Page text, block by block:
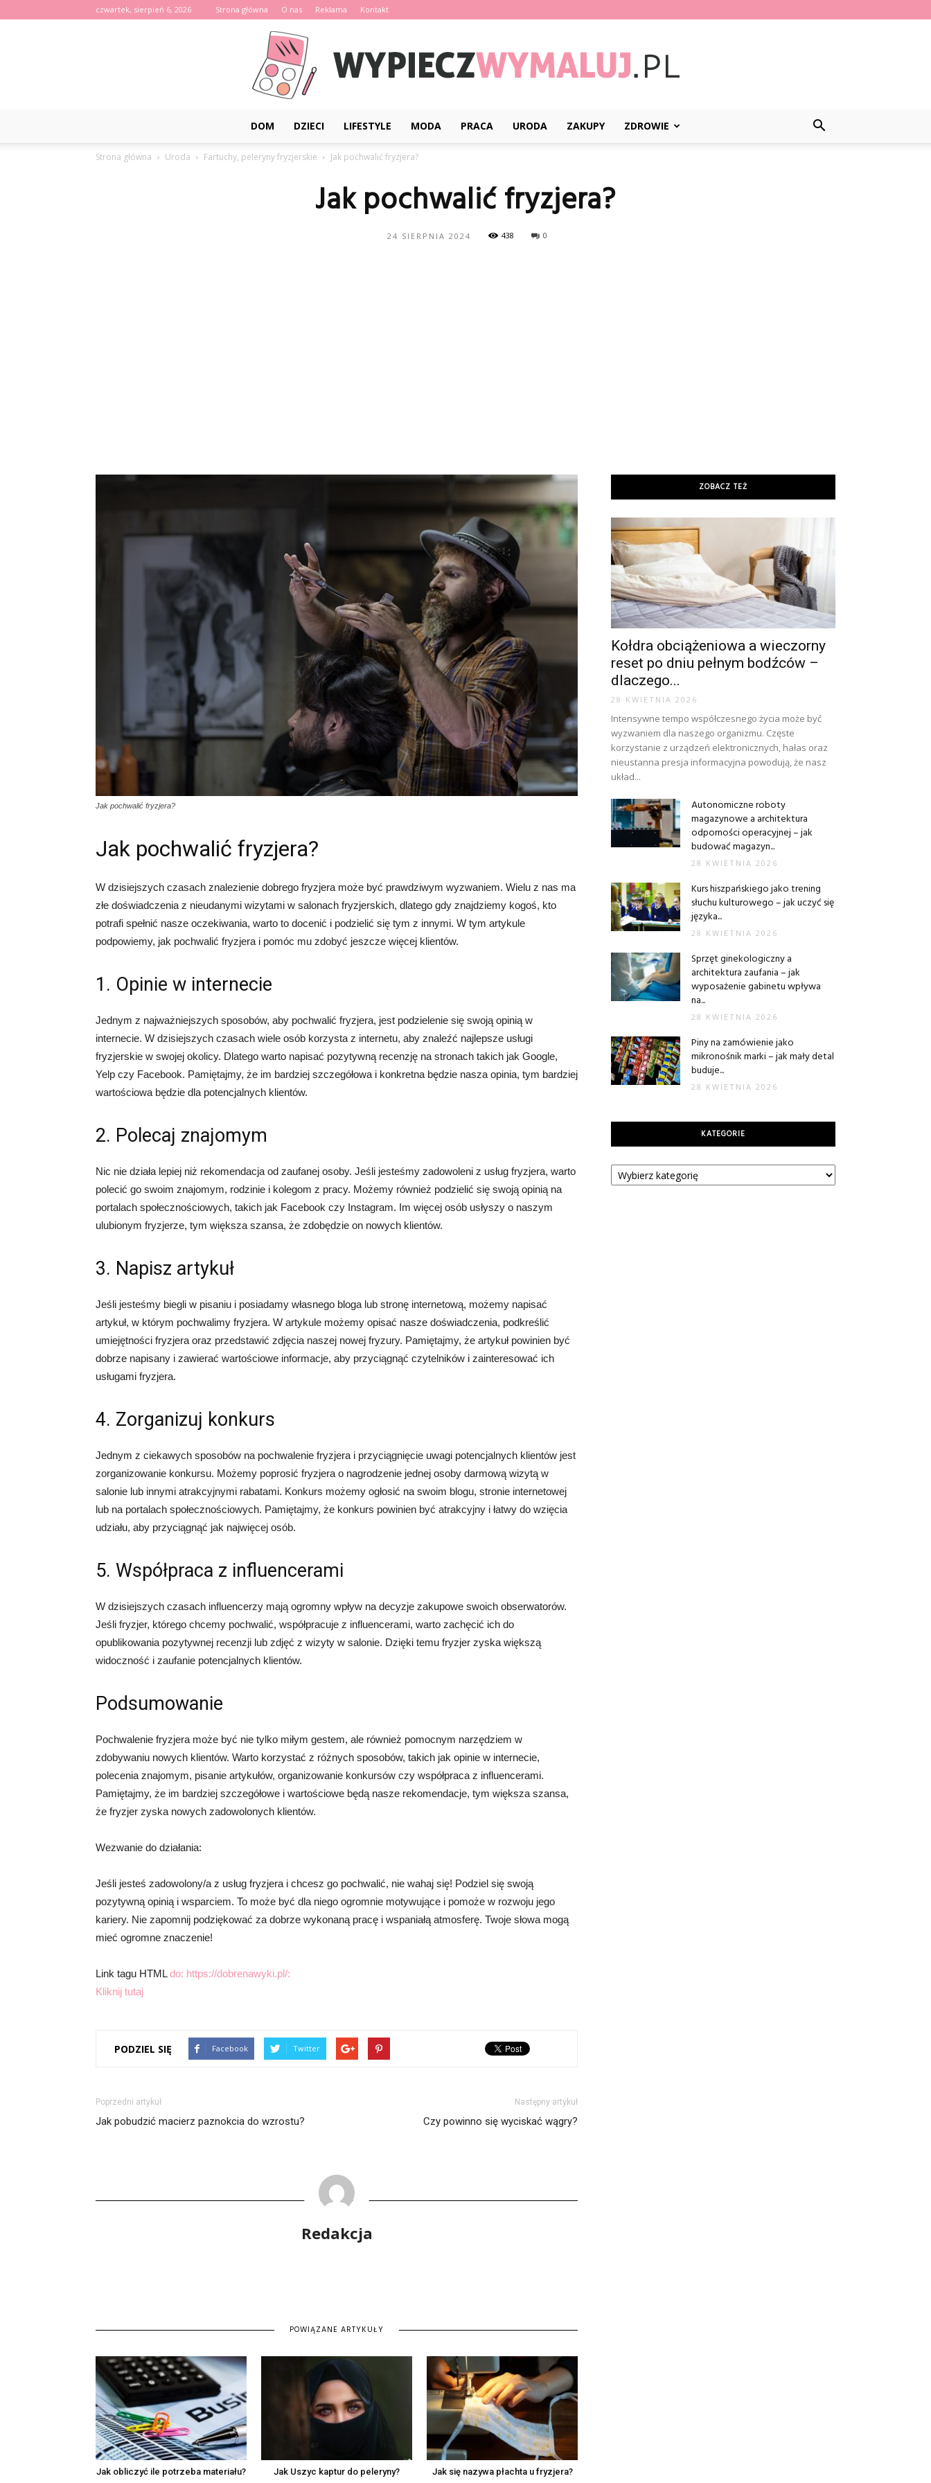
czwartek, sierpień 6, 2026 Strona główna O nas Reklama Kontakt
DOM DZIECI LIFESTYLE MODA PRACA URODA ZAKUPY ZDROWIE
Strona główna Uroda Fartuchy, peleryny fryzjerskie Jak pochwalić fryzjera?
Jak pochwalić fryzjera?
24 SIERPNIA 2024 438 0
Jak pochwalić fryzjera?
Jak pochwalić fryzjera?
W dzisiejszych czasach znalezienie dobrego fryzjera może być prawdziwym wyzwaniem. Wielu z nas ma
złe doświadczenia z nieudanymi wizytami w salonach fryzjerskich, dlatego gdy znajdziemy kogoś, kto
potrafi spełnić nasze oczekiwania, warto to docenić i podzielić się tym z innymi. W tym artykule
podpowiemy, jak pochwalić fryzjera i pomóc mu zdobyć jeszcze więcej klientów.
1. Opinie w internecie
Jednym z najważniejszych sposobów, aby pochwalić fryzjera, jest podzielenie się swoją opinią w
internecie. W dzisiejszych czasach wiele osób korzysta z internetu, aby znaleźć najlepsze usługi
fryzjerskie w swojej okolicy. Dlatego warto napisać pozytywną recenzję na stronach takich jak Google,
Yelp czy Facebook. Pamiętajmy, że im bardziej szczegółowa i konkretna będzie nasza opinia, tym bardziej
wartościowa będzie dla potencjalnych klientów.
2. Polecaj znajomym
Nic nie działa lepiej niż rekomendacja od zaufanej osoby. Jeśli jesteśmy zadowoleni z usług fryzjera, warto
polecić go swoim znajomym, rodzinie i kolegom z pracy. Możemy również podzielić się swoją opinią na
portalach społecznościowych, takich jak Facebook czy Instagram. Im więcej osób usłyszy o naszym
ulubionym fryzjerze, tym większa szansa, że zdobędzie on nowych klientów.
3. Napisz artykuł
Jeśli jesteśmy biegli w pisaniu i posiadamy własnego bloga lub stronę internetową, możemy napisać
artykuł, w którym pochwalimy fryzjera. W artykule możemy opisać nasze doświadczenia, podkreślić
umiejętności fryzjera oraz przedstawić zdjęcia naszej nowej fryzury. Pamiętajmy, że artykuł powinien być
dobrze napisany i zawierać wartościowe informacje, aby przyciągnąć czytelników i zainteresować ich
usługami fryzjera.
4. Zorganizuj konkurs
Jednym z ciekawych sposobów na pochwalenie fryzjera i przyciągnięcie uwagi potencjalnych klientów jest
zorganizowanie konkursu. Możemy poprosić fryzjera o nagrodzenie jednej osoby darmową wizytą w
salonie lub innymi atrakcyjnymi rabatami. Konkurs możemy ogłosić na swoim blogu, stronie internetowej
lub na portalach społecznościowych. Pamiętajmy, że konkurs powinien być atrakcyjny i łatwy do wzięcia
udziału, aby przyciągnąć jak najwięcej osób.
5. Współpraca z influencerami
W dzisiejszych czasach influencerzy mają ogromny wpływ na decyzje zakupowe swoich obserwatorów.
Jeśli fryzjer, którego chcemy pochwalić, współpracuje z influencerami, warto zachęcić ich do
opublikowania pozytywnej recenzji lub zdjęć z wizyty w salonie. Dzięki temu fryzjer zyska większą
widoczność i zaufanie potencjalnych klientów.
Podsumowanie
Pochwalenie fryzjera może być nie tylko miłym gestem, ale również pomocnym narzędziem w
zdobywaniu nowych klientów. Warto korzystać z różnych sposobów, takich jak opinie w internecie,
polecenia znajomym, pisanie artykułów, organizowanie konkursów czy współpraca z influencerami.
Pamiętajmy, że im bardziej szczegółowe i wartościowe będą nasze rekomendacje, tym większa szansa,
że fryzjer zyska nowych zadowolonych klientów.
Wezwanie do działania:
Jeśli jesteś zadowolony/a z usług fryzjera i chcesz go pochwalić, nie wahaj się! Podziel się swoją
pozytywną opinią i wsparciem. To może być dla niego ogromnie motywujące i pomoże w rozwoju jego
kariery. Nie zapomnij podziękować za dobrze wykonaną pracę i wspaniałą atmosferę. Twoje słowa mogą
mieć ogromne znaczenie!
Link tagu HTMLdo: https://dobrenawyki.pl/:
Kliknij tutaj
PODZIEL SIĘ Facebook Twitter
Poprzedni artykuł
Jak pobudzić macierz paznokcia do wzrostu?
Następny artykuł
Czy powinno się wyciskać wągry?
Redakcja
POWIĄZANE ARTYKUŁY
Jak obliczyć ile potrzeba materiału? Jak Uszyc kaptur do peleryny? Jak się nazywa płachta u fryzjera?
ZOBACZ TEŻ
Kołdra obciążeniowa a wieczorny
reset po dniu pełnym bodźców –
dlaczego...
28 KWIETNIA 2026
Intensywne tempo współczesnego życia może być
wyzwaniem dla naszego organizmu. Częste
korzystanie z urządzeń elektronicznych, hałas oraz
nieustanna presja informacyjna powodują, że nasz
układ...
Autonomiczne roboty
magazynowe a architektura
odporności operacyjnej – jak
budować magazyn...
28 KWIETNIA 2026
Kurs hiszpańskiego jako trening
słuchu kulturowego – jak uczyć się
języka...
28 KWIETNIA 2026
Sprzęt ginekologiczny a
architektura zaufania – jak
wyposażenie gabinetu wpływa
na...
28 KWIETNIA 2026
Piny na zamówienie jako
mikronośnik marki – jak mały detal
buduje...
28 KWIETNIA 2026
KATEGORIE
Kategorie